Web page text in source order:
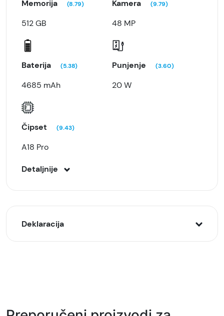
Memorija (8.79)
512 GB
Kamera (9.79)
48 MP
Baterija (5.38)
4685 mAh
Punjenje (3.60)
20 W
Čipset (9.43)
A18 Pro
Detaljnije
Deklaracija